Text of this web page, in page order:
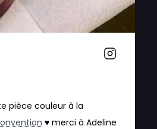
pièce couleur à la
♥️ merci à Adeline